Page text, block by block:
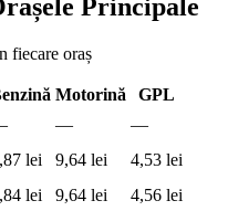
Principale
fiecare oraș
Motorină
GPL
— —
lei 9,64 lei 4,53 lei
lei 9,64 lei 4,56 lei